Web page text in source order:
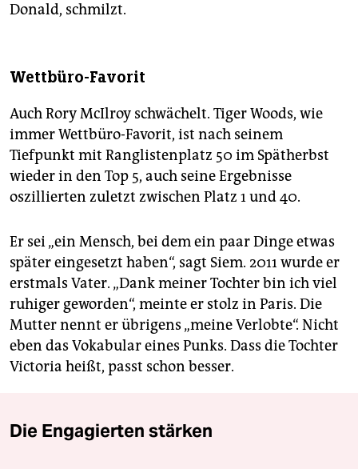
Donald, schmilzt.
Wettbüro-Favorit
Auch Rory McIlroy schwächelt. Tiger Woods, wie
immer Wettbüro-Favorit, ist nach seinem
Tiefpunkt mit Ranglistenplatz 50 im Spätherbst
wieder in den Top 5, auch seine Ergebnisse
oszillierten zuletzt zwischen Platz 1 und 40.
Er sei „ein Mensch, bei dem ein paar Dinge etwas
später eingesetzt haben“, sagt Siem. 2011 wurde er
erstmals Vater. „Dank meiner Tochter bin ich viel
ruhiger geworden“, meinte er stolz in Paris. Die
Mutter nennt er übrigens „meine Verlobte“. Nicht
eben das Vokabular eines Punks. Dass die Tochter
Victoria heißt, passt schon besser.
Die Engagierten stärken